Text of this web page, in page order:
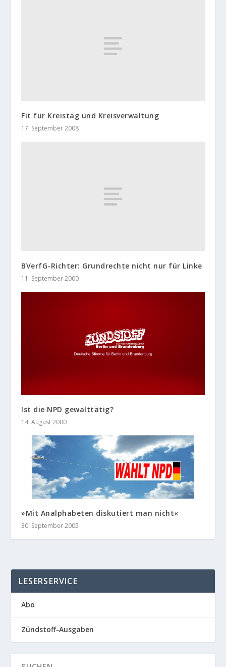
Fit für Kreistag und Kreisverwaltung
17. September 2008
BVerfG-Richter: Grundrechte nicht nur für Linke
11. September 2000
Ist die NPD gewalttätig?
14. August 2000
»Mit Analphabeten diskutiert man nicht«
30. September 2005
LESERSERVICE
Abo
Zündstoff-Ausgaben